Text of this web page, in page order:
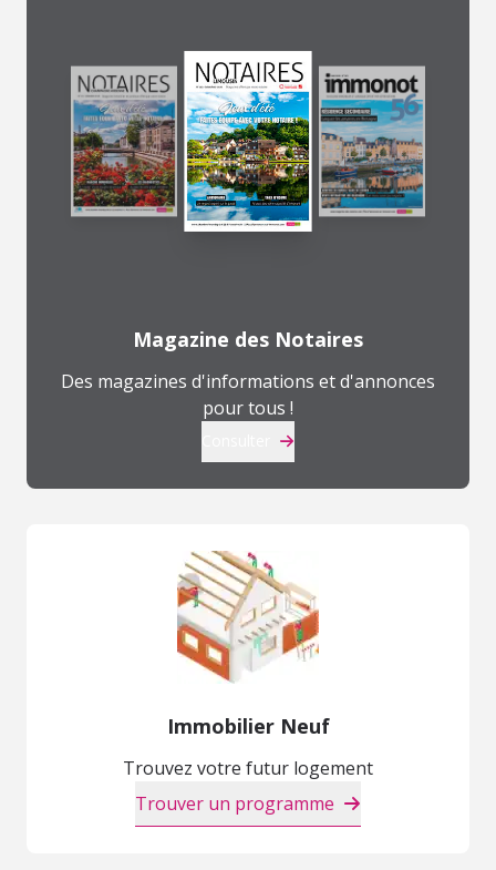
Magazine des Notaires
Des magazines d'informations et d'annonces
pour tous !
Immobilier Neuf
Trouvez votre futur logement
Trouver un programme